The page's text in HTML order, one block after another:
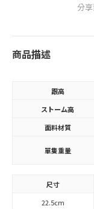
分
商品描述
跟高
ストーム高
面料材質
單隻重量
尺寸
22.5cm